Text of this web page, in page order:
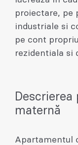
proiectare, pe
industriale si
pe cont
rezidentiala si
maternă
Apartamentul